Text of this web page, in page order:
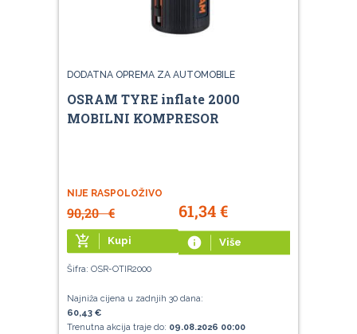
DODATNA OPREMA ZA AUTOMOBILE
OSRAM TYRE inflate 2000
MOBILNI KOMPRESOR
NIJE RASPOLOŽIVO
90,20€ 61,34€
add_shopping_cart Kupi info Više
Šifra: OSR-OTIR2000
Najniža cijena u zadnjih 30 dana:
60,43 €
Trenutna akcija traje do: 09.08.2026 00:00